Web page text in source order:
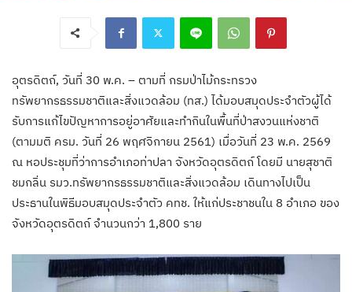
อุตรดิตถ์, วันที่ 30 พ.ค. – ตามที่ กรมป่าไม้กระทรวง
ทรัพยากรธรรมชาติและสิ่งแวดล้อม (ทส.) ได้มอบสมุดประจำตัวผู้ได้
รับการแก้ไขปัญหาการอยู่อาศัยและทำกินในพื้นที่ป่าสงวนแห่งชาติ
(ตามมติ ครม. วันที่ 26 พฤศจิกายน 2561) เมื่อวันที่ 23 พ.ค. 2569
ณ หอประชุมที่ว่าการอำเภอท่าปลา จังหวัดอุตรดิตถ์ โดยมี นายสุชาติ
ชมกลิ่น รมว.ทรัพยากรธรรมชาติและสิ่งแวดล้อม เดินทางไปเป็น
ประธานในพิธีมอบสมุดประจำตัว คทช. ให้แก่ประชาชนใน 8 อำเภอ ของ
จังหวัดอุตรดิตถ์ จำนวนกว่า 1,800 ราย